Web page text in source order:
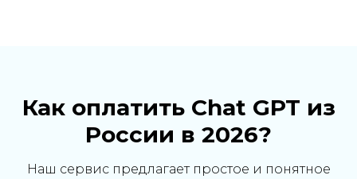
Как оплатить Chat GPT из
России в 2026?
Наш сервис предлагает простое и понятное